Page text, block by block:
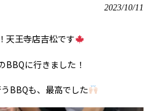
2023/10/11
天王寺店吉松です
BBQに行きました！
BBQも、最高でした